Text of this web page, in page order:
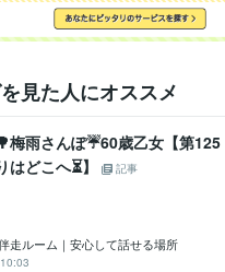
見た人にオススメ
梅雨さんぽ☔60歳乙女【第125
どこへ⏳】
記事
走ルーム｜安心して話せる場所